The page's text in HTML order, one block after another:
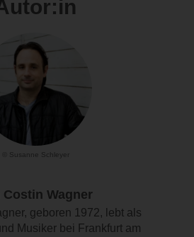
© Susanne Schleyer
Costin Wagner
geboren 1972, lebt als
Musiker bei Frankfurt am